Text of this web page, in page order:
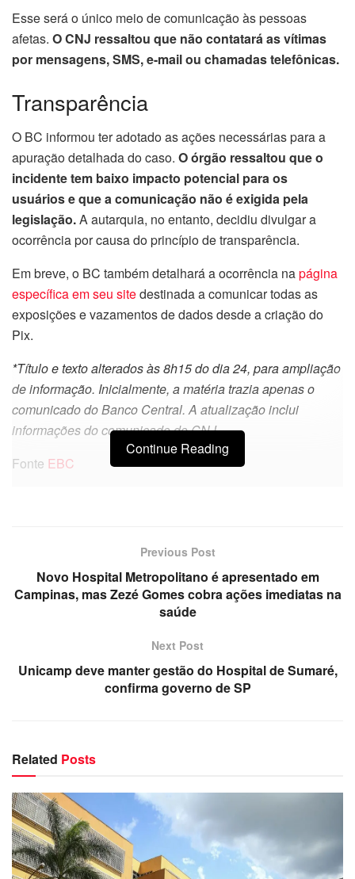
Esse será o único meio de comunicação às pessoas
afetas. O CNJ ressaltou que não contatará as vítimas
por mensagens, SMS, e-mail ou chamadas telefônicas.
Transparência
O BC informou ter adotado as ações necessárias para a
apuração detalhada do caso. O órgão ressaltou que o
incidente tem baixo impacto potencial para os
usuários e que a comunicação não é exigida pela
legislação.A autarquia, no entanto, decidiu divulgar a
ocorrência por causa do princípio de transparência.
Em breve, o BC também detalhará a ocorrência napágina
específica em seu sitedestinada a comunicar todas as
exposições e vazamentos de dados desde a criação do
Pix.
*Título e texto alterados às 8h15 do dia 24, para ampliação
de informação. Inicialmente, a matéria trazia apenas o
comunicado do Banco Central. A atualização inclui
informações do comunicado do CNJ.
Fonte EBC
Continue Reading
Previous Post
Novo Hospital Metropolitano é apresentado em
Campinas, mas Zezé Gomes cobra ações imediatas na
saúde
Next Post
Unicamp deve manter gestão do Hospital de Sumaré,
confirma governo de SP
Related Posts